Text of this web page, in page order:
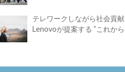
テレワークしながら社会貢献
Lenovoが提案する ”これか